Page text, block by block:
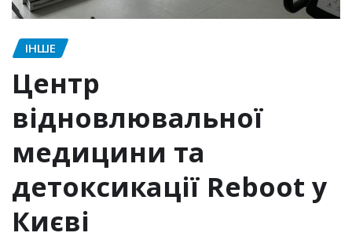
ІНШЕ
Центр
відновлювальної
медицини та
детоксикації Reboot у
Києві